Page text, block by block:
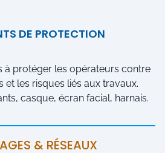
DE PROTECTION
à protéger les opérateurs contre
et les risques liés aux travaux.
casque, écran facial, harnais.
& RÉSEAUX